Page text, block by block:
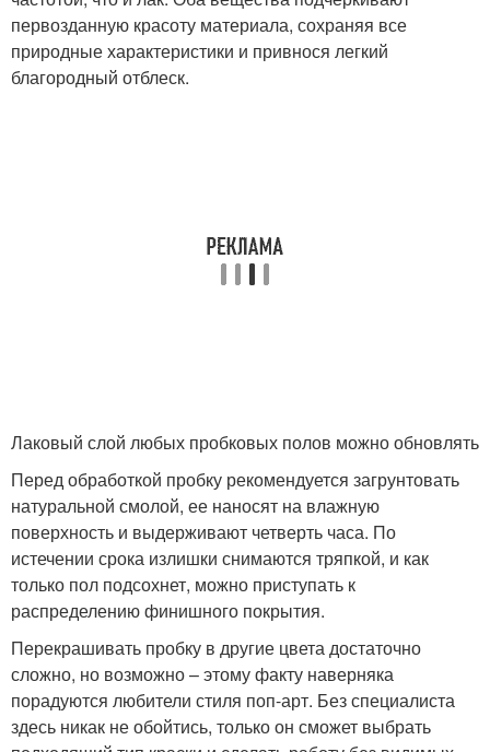
первозданную красоту материала, сохраняя все
природные характеристики и привнося легкий
благородный отблеск.
Лаковый слой любых пробковых полов можно обновлять
Перед обработкой пробку рекомендуется загрунтовать
натуральной смолой, ее наносят на влажную
поверхность и выдерживают четверть часа. По
истечении срока излишки снимаются тряпкой, и как
только пол подсохнет, можно приступать к
распределению финишного покрытия.
Перекрашивать пробку в другие цвета достаточно
сложно, но возможно – этому факту наверняка
порадуются любители стиля поп-арт. Без специалиста
здесь никак не обойтись, только он сможет выбрать